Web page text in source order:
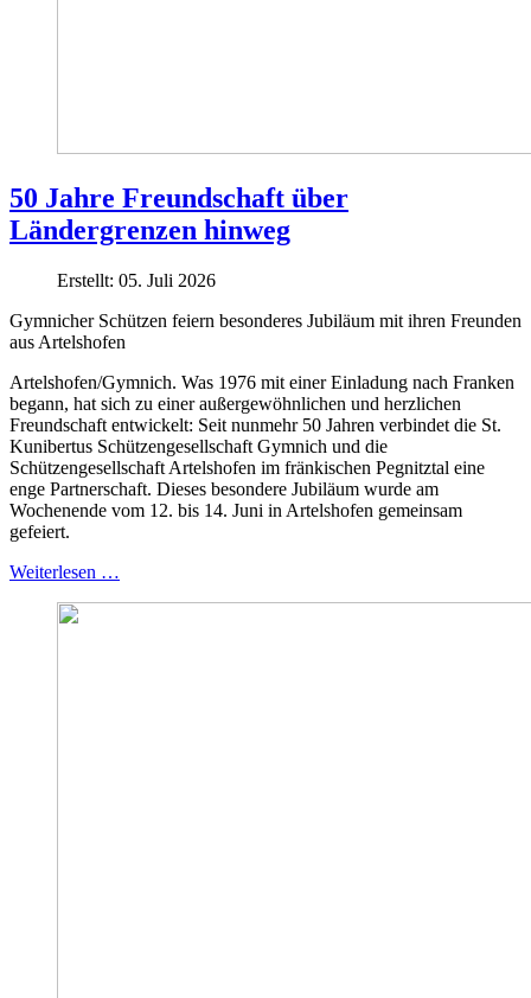
50 Jahre Freundschaft über
Ländergrenzen hinweg
Erstellt: 05. Juli 2026
Gymnicher Schützen feiern besonderes Jubiläum mit ihren Freunden
aus Artelshofen
Artelshofen/Gymnich. Was 1976 mit einer Einladung nach Franken
begann, hat sich zu einer außergewöhnlichen und herzlichen
Freundschaft entwickelt: Seit nunmehr 50 Jahren verbindet die St.
Kunibertus Schützengesellschaft Gymnich und die
Schützengesellschaft Artelshofen im fränkischen Pegnitztal eine
enge Partnerschaft. Dieses besondere Jubiläum wurde am
Wochenende vom 12. bis 14. Juni in Artelshofen gemeinsam
gefeiert.
Weiterlesen …